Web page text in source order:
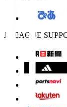
J.LEAGUE